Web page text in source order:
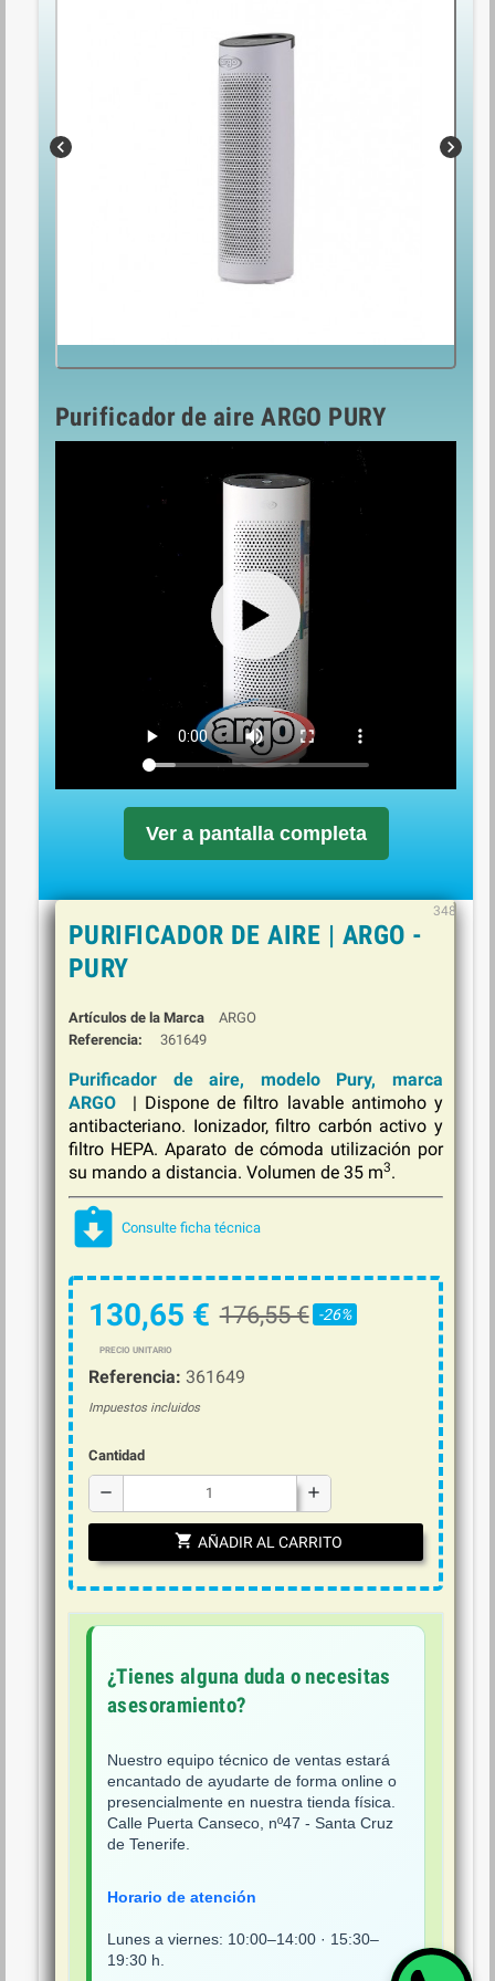
chevron_left chevron_right
Purificador de aire ARGO PURY
Ver a pantalla completa
348
PURIFICADOR DE AIRE | ARGO -
PURY
Marca
ARGO
Referencia:
361649
Purificador de aire, modelo Pury, marca
ARGO
| Dispone de filtro lavable antimoho y
antibacteriano. Ionizador, filtro carbón activo y
filtro HEPA. Aparato de cómoda utilización por
su mando a distancia. Volumen de 35 m3.
assignment_returned Consulte ficha técnica
130,65 € 176,55 € -26%
Referencia: 361649
Impuestos incluidos
Cantidad
remove add
shopping_cart AÑADIR AL CARRITO
¿Tienes alguna duda o necesitas
asesoramiento?
Nuestro equipo técnico de ventas estará
encantado de ayudarte de forma online o
presencialmente en nuestra tienda física.
Calle Puerta Canseco, nº47 - Santa Cruz
de Tenerife.
Horario de atención
Lunes a viernes: 10:00–14:00 · 15:30–
19:30 h.